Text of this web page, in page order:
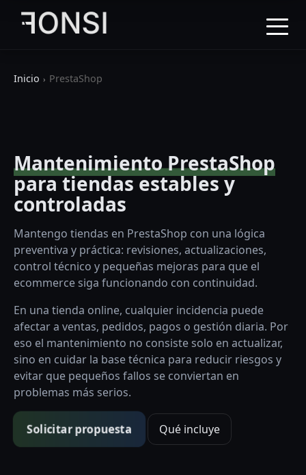
Inicio PrestaShop
Mantenimiento PrestaShop
para tiendas estables y
controladas
Mantengo tiendas en PrestaShop con una lógica
preventiva y práctica: revisiones, actualizaciones,
control técnico y pequeñas mejoras para que el
ecommerce siga funcionando con continuidad.
En una tienda online, cualquier incidencia puede
afectar a ventas, pedidos, pagos o gestión diaria. Por
eso el mantenimiento no consiste solo en actualizar,
sino en cuidar la base técnica para reducir riesgos y
evitar que pequeños fallos se conviertan en
problemas más serios.
Solicitar propuesta Qué incluye